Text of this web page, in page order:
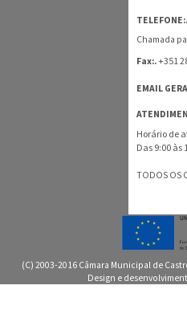
TELEFONE:.
Chamada
Fax:.+351
EMAIL
Horário de
Das 9:00 às
TODOS OS
(C) 2003-2016 Câmara Municipal de
Design e